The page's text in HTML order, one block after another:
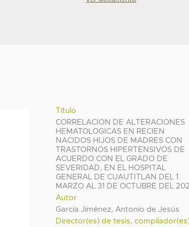
Título
CORRELACION DE ALTERACIONES
HEMATOLOGICAS EN RECIEN
NACIDOS HIJOS DE MADRES CON
TRASTORNOS HIPERTENSIVOS DE
ACUERDO CON EL GRADO DE
SEVERIDAD, EN EL HOSPITAL
GENERAL DE CUAUTITLAN DEL 1
MARZO AL 31 DE OCTUBRE DEL
Autor
García Jiménez, Antonio de Jesús
Director(es) de tesis,